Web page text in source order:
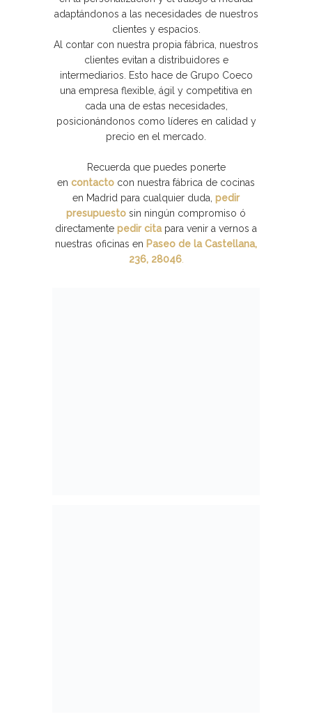
adaptándonos a las necesidades de nuestros
clientes y espacios.
Al contar con nuestra propia fábrica, nuestros
clientes evitan a distribuidores e
intermediarios. Esto hace de Grupo Coeco
una empresa flexible, ágil y competitiva en
cada una de estas necesidades,
posicionándonos como líderes en calidad y
precio en el mercado.
Recuerda que puedes ponerte
en contacto con nuestra fábrica de cocinas
en Madrid para cualquier duda, pedir
presupuesto sin ningún compromiso ó
directamente pedir citapara venir a vernos a
nuestras oficinas en Paseo de la Castellana,
236, 28046.